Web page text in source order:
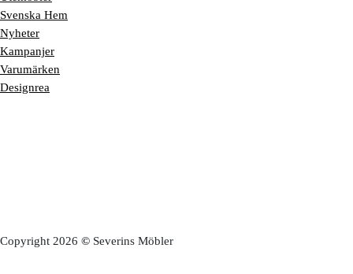
Svenska Hem
Nyheter
Kampanjer
Varumärken
Designrea
Copyright 2026 © Severins Möbler